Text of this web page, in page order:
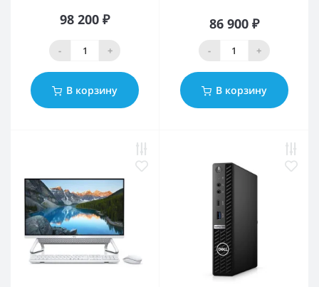
98 200 ₽
- +
В корзину
86 900 ₽
- +
В корзину